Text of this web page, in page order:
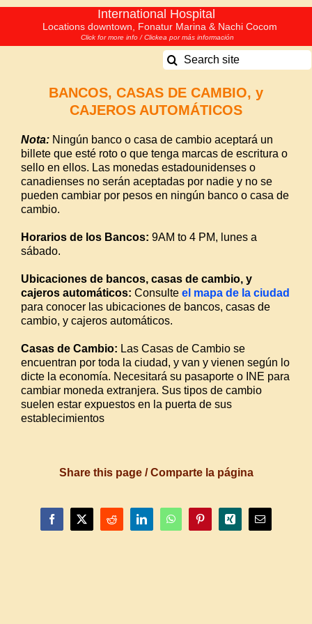
Skip
content
Locations downtown, Fonatur Marina & Nachi Cocom
Click for more info / Clickea por más información
International Hospital
Search
BANCOS, CASAS DE CAMBIO, y
CAJEROS AUTOMÁTICOS
Nota:Ningún banco o casa de cambio aceptará un
billete que esté roto o que tenga marcas de escritura o
sello en ellos. Las monedas estadounidenses o
canadienses no serán aceptadas por nadie y no se
pueden cambiar por pesos en ningún banco o casa de
cambio.
Horarios de los Bancos: 9AM to 4 PM, lunes a
sábado.
Ubicaciones de bancos, casas de cambio, y
cajeros automáticos: Consulte el mapa de la ciudad
para conocer las ubicaciones de bancos, casas de
cambio, y cajeros automáticos.
Casas de Cambio: Las Casas de Cambio se
encuentran por toda la ciudad, y van y vienen según lo
dicte la economía. Necesitará su pasaporte o INE para
cambiar moneda extranjera. Sus tipos de cambio
suelen estar expuestos en la puerta de sus
establecimientos
Share this page / Comparte la página